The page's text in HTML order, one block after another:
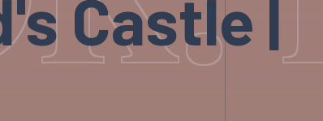
Castle |